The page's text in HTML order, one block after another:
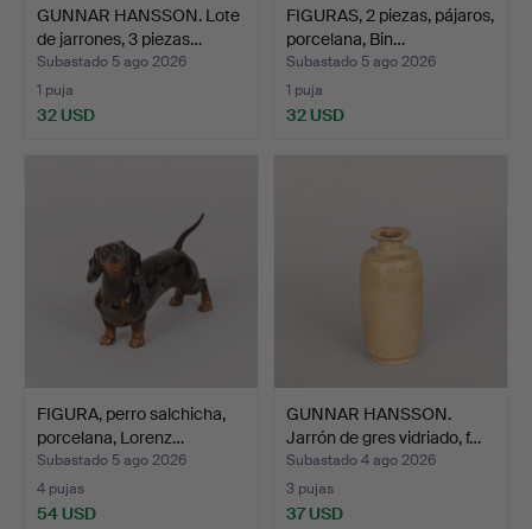
GUNNAR HANSSON. Lote
de jarrones, 3 piezas…
Subastado 5 ago 2026
1 puja
32 USD
FIGURAS, 2 piezas, pájaros,
porcelana, Bin…
Subastado 5 ago 2026
1 puja
32 USD
FIGURA, perro salchicha,
porcelana, Lorenz…
Subastado 5 ago 2026
4 pujas
54 USD
GUNNAR HANSSON.
Jarrón de gres vidriado, f…
Subastado 4 ago 2026
3 pujas
37 USD